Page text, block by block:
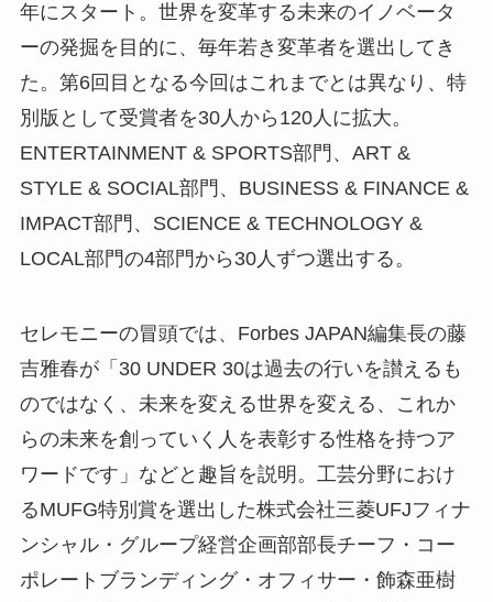
年にスタート。世界を変革する未来のイノベータ
ーの発掘を目的に、毎年若き変革者を選出してき
た。第6回目となる今回はこれまでとは異なり、特
別版として受賞者を30人から120人に拡大。
ENTERTAINMENT & SPORTS部門、ART &
STYLE & SOCIAL部門、BUSINESS & FINANCE &
IMPACT部門、SCIENCE & TECHNOLOGY &
LOCAL部門の4部門から30人ずつ選出する。
セレモニーの冒頭では、Forbes JAPAN編集長の藤
吉雅春が「30 UNDER 30は過去の行いを讃えるも
のではなく、未来を変える世界を変える、これか
らの未来を創っていく人を表彰する性格を持つア
ワードです」などと趣旨を説明。工芸分野におけ
るMUFG特別賞を選出した株式会社三菱UFJフィナ
ンシャル・グループ経営企画部部長チーフ・コー
ポレートブランディング・オフィサー・飾森亜樹